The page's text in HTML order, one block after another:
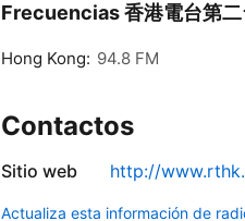
Frecuencias 香港電台第二
Hong Kong: 94.8 FM
Contactos
Sitio web http://
Actualiza esta información de